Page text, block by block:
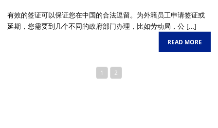
有效的签证可以保证您在中国的合法逗留。为外籍员工申请签证或
延期，您需要到几个不同的政府部门办理，比如劳动局，公 […]
READ MORE
1 2